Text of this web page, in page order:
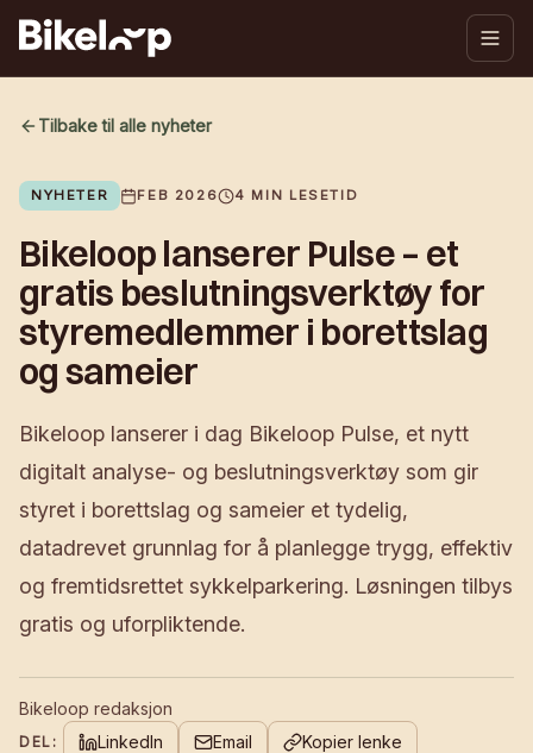
Tilbake til alle nyheter
NYHETER FEB 2026 4 MIN LESETID
Bikeloop lanserer Pulse – et
gratis beslutningsverktøy for
styremedlemmer i borettslag
og sameier
Bikeloop lanserer i dag Bikeloop Pulse, et nytt
digitalt analyse- og beslutningsverktøy som gir
styret i borettslag og sameier et tydelig,
datadrevet grunnlag for å planlegge trygg, effektiv
og fremtidsrettet sykkelparkering. Løsningen tilbys
gratis og uforpliktende.
Bikeloop redaksjon
DEL: LinkedIn Email Kopier lenke